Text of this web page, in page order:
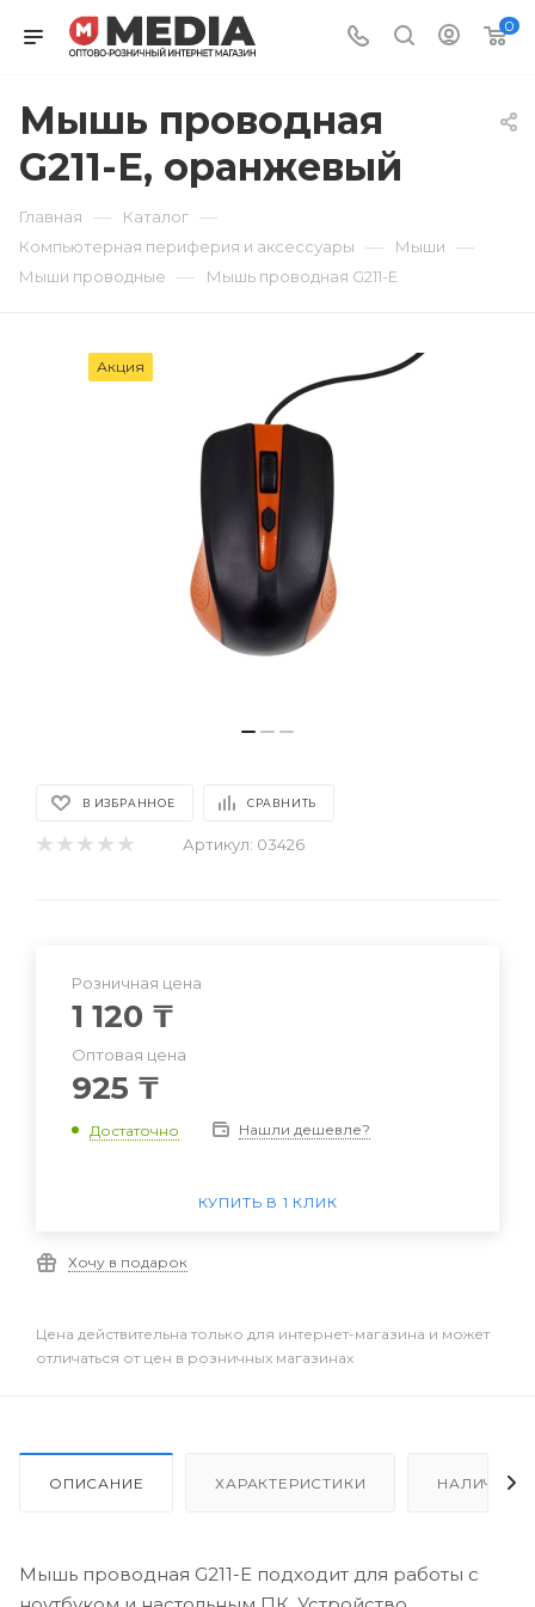
0
Мышь проводная
G211-E, оранжевый
Главная — Каталог —
Компьютерная периферия и аксессуары — Мыши —
Мыши проводные — Мышь проводная G211-E
Акция
В ИЗБРАННОЕ СРАВНИТЬ
Артикул: 03426
Розничная цена
1 120 ₸
Оптовая цена
925 ₸
Достаточно Нашли дешевле?
КУПИТЬ В 1 КЛИК
Хочу в подарок
Цена действительна только для интернет-магазина и может
отличаться от цен в розничных магазинах
ОПИСАНИЕ ХАРАКТЕРИСТИКИ НАЛИЧИЕ
Мышь проводная G211-E подходит для работы с